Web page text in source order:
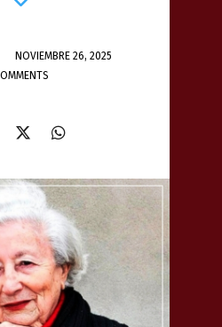
NOVIEMBRE 26, 2025